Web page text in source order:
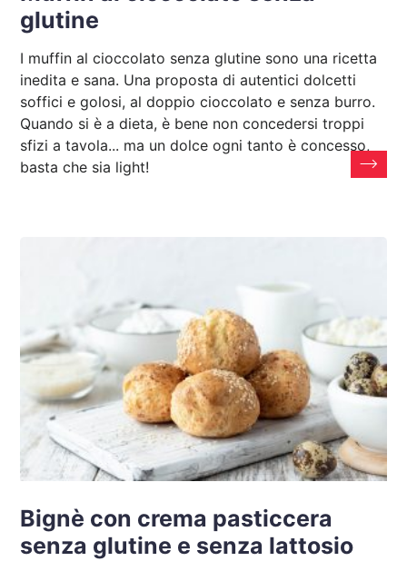
glutine
I muffin al cioccolato senza glutine sono una ricetta
inedita e sana. Una proposta di autentici dolcetti
soffici e golosi, al doppio cioccolato e senza burro.
Quando si è a dieta, è bene non concedersi troppi
sfizi a tavola... ma un dolce ogni tanto è concesso,
basta che sia light!
Bignè con crema pasticcera
senza glutine e senza lattosio